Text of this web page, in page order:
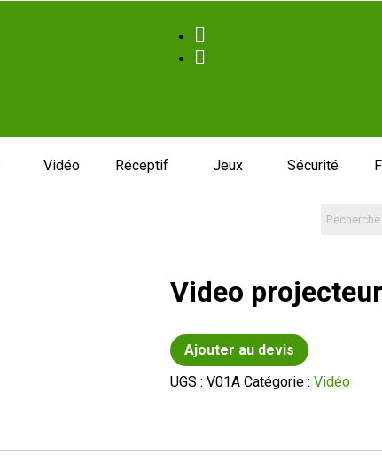
Vidéo Réceptif Jeux Sécurité
Video
Ajouter au devis
UGS : V01A Catégorie : Vidéo